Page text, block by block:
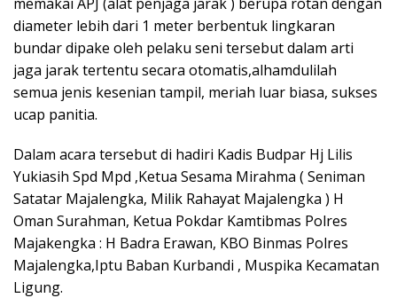
diameter lebih dari 1 meter berbentuk lingkaran
bundar dipake oleh pelaku seni tersebut dalam arti
jaga jarak tertentu secara otomatis,alhamdulilah
semua jenis kesenian tampil, meriah luar biasa, sukses
ucap panitia.
Dalam acara tersebut di hadiri Kadis Budpar Hj Lilis
Yukiasih Spd Mpd ,Ketua Sesama Mirahma ( Seniman
Satatar Majalengka, Milik Rahayat Majalengka ) H
Oman Surahman, Ketua Pokdar Kamtibmas Polres
Majakengka : H Badra Erawan, KBO Binmas Polres
Majalengka,Iptu Baban Kurbandi , Muspika Kecamatan
Ligung.